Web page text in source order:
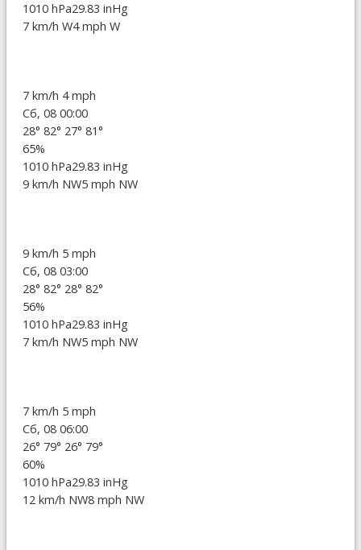
1010 hPa29.83 inHg
7 km/h W4 mph W
7 km/h 4 mph
Сб, 08 00:00
28° 82° 27° 81°
65%
1010 hPa29.83 inHg
9 km/h NW5 mph NW
9 km/h 5 mph
Сб, 08 03:00
28° 82° 28° 82°
56%
1010 hPa29.83 inHg
7 km/h NW5 mph NW
7 km/h 5 mph
Сб, 08 06:00
26° 79° 26° 79°
60%
1010 hPa29.83 inHg
12 km/h NW8 mph NW